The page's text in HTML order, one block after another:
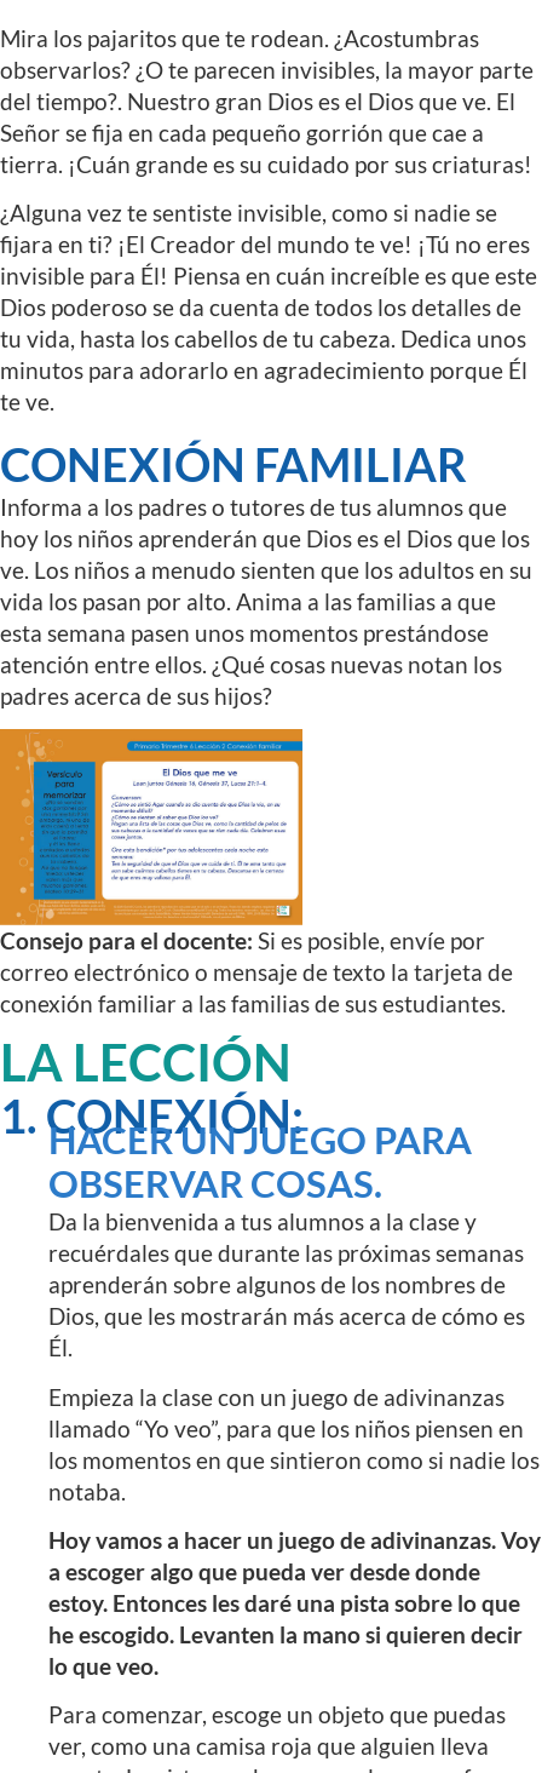
Mira los pajaritos que te rodean. ¿Acostumbras
observarlos? ¿O te parecen invisibles, la mayor parte
del tiempo?. Nuestro gran Dios es el Dios que ve. El
Señor se fija en cada pequeño gorrión que cae a
tierra. ¡Cuán grande es su cuidado por sus criaturas!
¿Alguna vez te sentiste invisible, como si nadie se
fijara en ti? ¡El Creador del mundo te ve! ¡Tú no eres
invisible para Él! Piensa en cuán increíble es que este
Dios poderoso se da cuenta de todos los detalles de
tu vida, hasta los cabellos de tu cabeza. Dedica unos
minutos para adorarlo en agradecimiento porque Él
te ve.
CONEXIÓN FAMILIAR
Informa a los padres o tutores de tus alumnos que
hoy los niños aprenderán que Dios es el Dios que los
ve. Los niños a menudo sienten que los adultos en su
vida los pasan por alto. Anima a las familias a que
esta semana pasen unos momentos prestándose
atención entre ellos. ¿Qué cosas nuevas notan los
padres acerca de sus hijos?
Consejo para el docente: Si es posible, envíe por
correo electrónico o mensaje de texto la tarjeta de
conexión familiar a las familias de sus estudiantes.
LA LECCIÓN
1. CONEXIÓN:
HACER UN JUEGO PARA
OBSERVAR COSAS.
Da la bienvenida a tus alumnos a la clase y
recuérdales que durante las próximas semanas
aprenderán sobre algunos de los nombres de
Dios, que les mostrarán más acerca de cómo es
Él.
Empieza la clase con un juego de adivinanzas
llamado “Yo veo”, para que los niños piensen en
los momentos en que sintieron como si nadie los
notaba.
Hoy vamos a hacer un juego de adivinanzas. Voy
a escoger algo que pueda ver desde donde
estoy. Entonces les daré una pista sobre lo que
he escogido. Levanten la mano si quieren decir
lo que veo.
Para comenzar, escoge un objeto que puedas
ver, como una camisa roja que alguien lleva